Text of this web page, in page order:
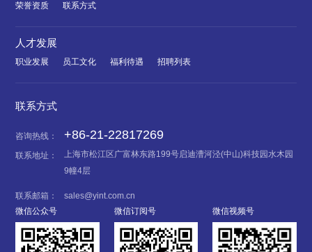
荣誉资质
联系方式
人才发展
职业发展 员工文化 福利待遇 招聘列表
联系方式
咨询热线： +86-21-22817269
联系地址：
上海市松江区广富林东路199号启迪漕河泾(中山)科技园水木园
9幢4层
联系邮箱：
sales@yint.com.cn
微信公众号
微信订阅号 微信视频号